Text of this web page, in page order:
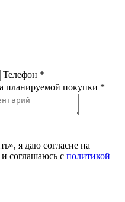
Телефон *
планируемой покупки *
я даю согласие на
соглашаюсь c политикой